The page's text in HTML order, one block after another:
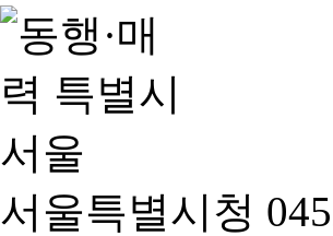
서울특별시청